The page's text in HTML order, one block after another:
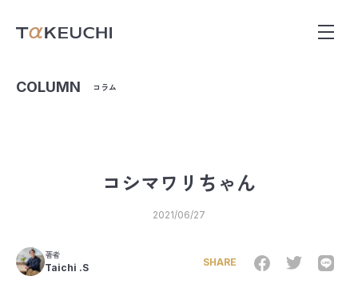
COLUMN コラム
コシマワリちゃん
2021/06/27
著者
Taichi .S SHARE